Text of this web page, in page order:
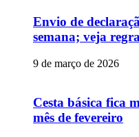
Envio de
semana; veja
9 de março de 2026
Cesta básica fica
mês de fevereiro